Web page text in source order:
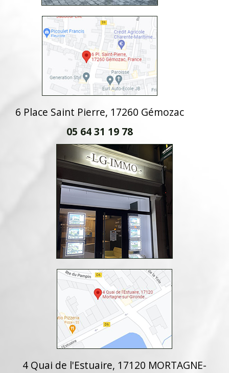
6 Place Saint Pierre, 17260 Gémozac
05 64 31 19 78
4 Quai de l'Estuaire, 17120 MORTAGNE-